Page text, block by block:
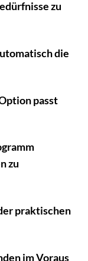
zu
die
passt
zu
praktischen
im Voraus